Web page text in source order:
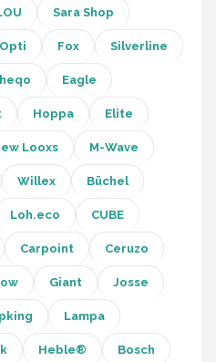
Sara Shop
Opti Fox Silverline
Eagle
Hoppa Elite
Looxs M-Wave
Willex Büchel
Loh.eco CUBE
Carpoint Ceruzo
Giant Josse
Lampa
Heble® Bosch